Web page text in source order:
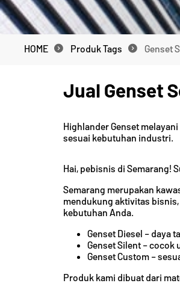
HOME Produk Tags Genset
HOME Produk Tags Genset
Jual Genset
Highlander Genset
sesuai kebutuhan industri.
Hai, pebisnis di Semarang!
Semarang merupakan
mendukung aktivitas
kebutuhan Anda.
Genset Diesel – daya
Genset Silent – cocok
Genset Custom –
Produk kami dibuat dari